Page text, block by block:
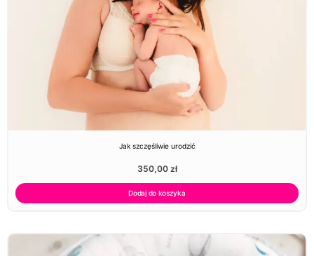
Jak szczęśliwie urodzić
350,00 zł
Dodaj do koszyka